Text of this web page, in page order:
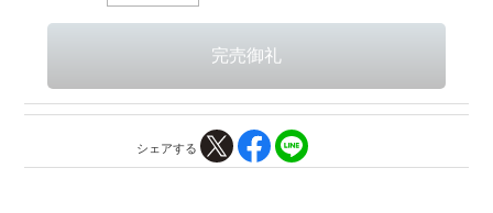
シェアする